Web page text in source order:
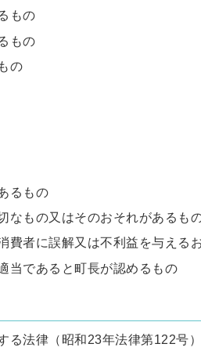
もの
もの
の
るもの
なもの又はそのおそれがあるも
費者に誤解又は不利益を与える
当であると町長が認めるもの
る法律（昭和23年法律第122号